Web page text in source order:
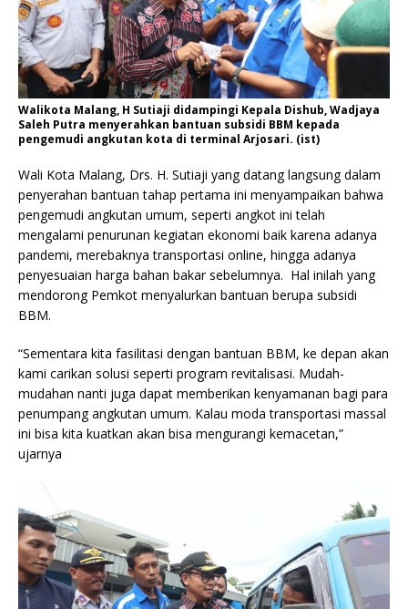
Walikota Malang, H Sutiaji didampingi Kepala Dishub, Wadjaya
Saleh Putra menyerahkan bantuan subsidi BBM kepada
pengemudi angkutan kota di terminal Arjosari. (ist)
Wali Kota Malang, Drs. H. Sutiaji yang datang langsung dalam
penyerahan bantuan tahap pertama ini menyampaikan bahwa
pengemudi angkutan umum, seperti angkot ini telah
mengalami penurunan kegiatan ekonomi baik karena adanya
pandemi, merebaknya transportasi online, hingga adanya
penyesuaian harga bahan bakar sebelumnya. Hal inilah yang
mendorong Pemkot menyalurkan bantuan berupa subsidi
BBM.
“Sementara kita fasilitasi dengan bantuan BBM, ke depan akan
kami carikan solusi seperti program revitalisasi. Mudah-
mudahan nanti juga dapat memberikan kenyamanan bagi para
penumpang angkutan umum. Kalau moda transportasi massal
ini bisa kita kuatkan akan bisa mengurangi kemacetan,”
ujarnya